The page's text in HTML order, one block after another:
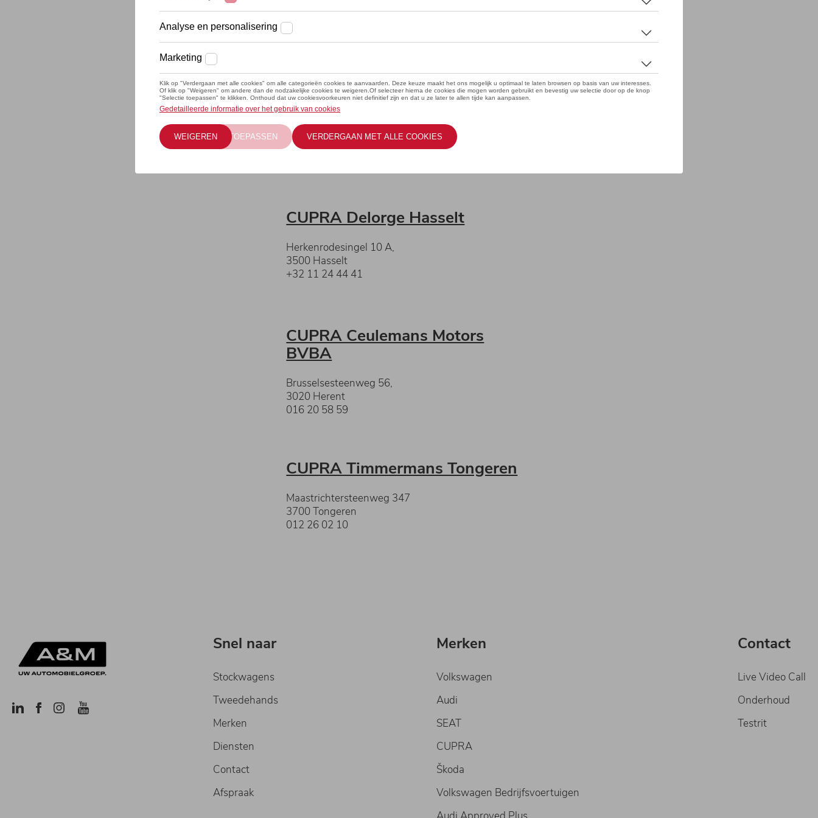
CUPRA Delorge Hasselt
Herkenrodesingel 10 A,
3500 Hasselt
+32 11 24 44 41
CUPRA Ceulemans Motors
BVBA
Brusselsesteenweg 56,
3020 Herent
016 20 58 59
CUPRA Timmermans Tongeren
Maastrichtersteenweg 347
3700 Tongeren
012 26 02 10
Snel naar
Stockwagens
Tweedehands
Merken
Diensten
Contact
Afspraak
Merken
Volkswagen
Audi
SEAT
CUPRA
Škoda
Volkswagen Bedrijfsvoertuigen
Contact
Live Video Call
Onderhoud
Testrit